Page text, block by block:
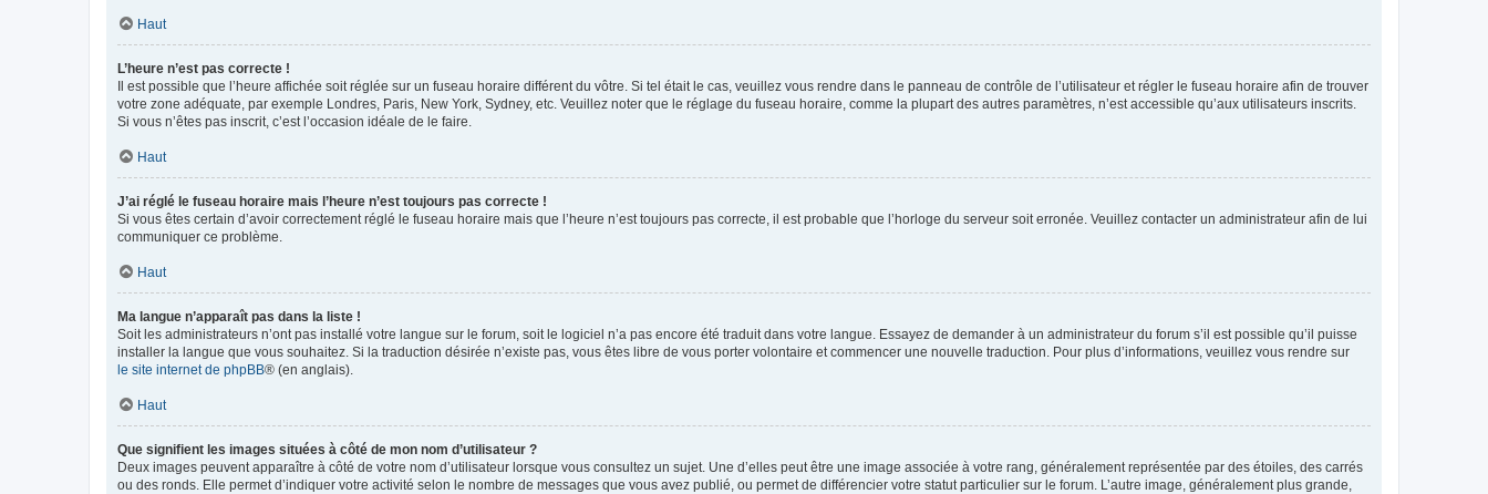
Haut
L’heure n’est pas correcte !
Il est possible que l’heure affichée soit réglée sur un fuseau horaire différent du vôtre. Si tel était le cas, veuillez vous rendre dans le panneau de contrôle de l’utilisateur et régler le fuseau horaire afin de trouver
votre zone adéquate, par exemple Londres, Paris, New York, Sydney, etc. Veuillez noter que le réglage du fuseau horaire, comme la plupart des autres paramètres, n’est accessible qu’aux utilisateurs inscrits.
Si vous n’êtes pas inscrit, c’est l’occasion idéale de le faire.
Haut
J’ai réglé le fuseau horaire mais l’heure n’est toujours pas correcte !
Si vous êtes certain d’avoir correctement réglé le fuseau horaire mais que l’heure n’est toujours pas correcte, il est probable que l’horloge du serveur soit erronée. Veuillez contacter un administrateur afin de lui
communiquer ce problème.
Haut
Ma langue n’apparaît pas dans la liste !
Soit les administrateurs n’ont pas installé votre langue sur le forum, soit le logiciel n’a pas encore été traduit dans votre langue. Essayez de demander à un administrateur du forum s’il est possible qu’il puisse
installer la langue que vous souhaitez. Si la traduction désirée n’existe pas, vous êtes libre de vous porter volontaire et commencer une nouvelle traduction. Pour plus d’informations, veuillez vous rendre sur
le site internet de phpBB® (en anglais).
Haut
Que signifient les images situées à côté de mon nom d’utilisateur ?
Deux images peuvent apparaître à côté de votre nom d’utilisateur lorsque vous consultez un sujet. Une d’elles peut être une image associée à votre rang, généralement représentée par des étoiles, des carrés
ou des ronds. Elle permet d’indiquer votre activité selon le nombre de messages que vous avez publié, ou permet de différencier votre statut particulier sur le forum. L’autre image, généralement plus grande,